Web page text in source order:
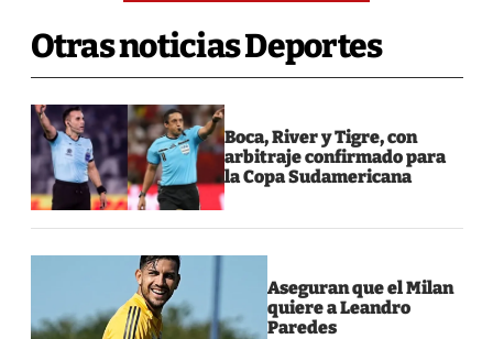
Otras noticias Deportes
Boca, River y Tigre, con
arbitraje confirmado para
la Copa Sudamericana
Aseguran que el Milan
quiere a Leandro
Paredes